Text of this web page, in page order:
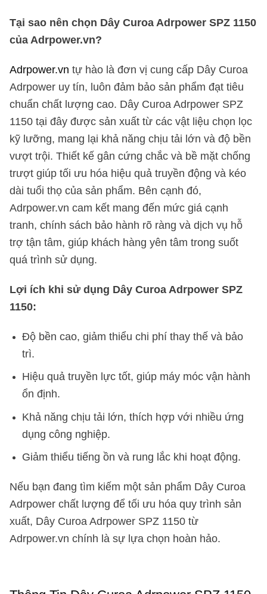
Tại sao nên chọn Dây Curoa Adrpower SPZ 1150
của Adrpower.vn?
Adrpower.vn tự hào là đơn vị cung cấp Dây Curoa
Adrpower uy tín, luôn đảm bảo sản phẩm đạt tiêu
chuẩn chất lượng cao. Dây Curoa Adrpower SPZ
1150 tại đây được sản xuất từ các vật liệu chọn lọc
kỹ lưỡng, mang lại khả năng chịu tải lớn và độ bền
vượt trội. Thiết kế gân cứng chắc và bề mặt chống
trượt giúp tối ưu hóa hiệu quả truyền động và kéo
dài tuổi thọ của sản phẩm. Bên cạnh đó,
Adrpower.vn cam kết mang đến mức giá cạnh
tranh, chính sách bảo hành rõ ràng và dịch vụ hỗ
trợ tận tâm, giúp khách hàng yên tâm trong suốt
quá trình sử dụng.
Lợi ích khi sử dụng Dây Curoa Adrpower SPZ
1150:
Độ bền cao, giảm thiểu chi phí thay thế và bảo
trì.
Hiệu quả truyền lực tốt, giúp máy móc vận hành
ổn định.
Khả năng chịu tải lớn, thích hợp với nhiều ứng
dụng công nghiệp.
Giảm thiểu tiếng ồn và rung lắc khi hoạt động.
Nếu bạn đang tìm kiếm một sản phẩm Dây Curoa
Adrpower chất lượng để tối ưu hóa quy trình sản
xuất, Dây Curoa Adrpower SPZ 1150 từ
Adrpower.vn chính là sự lựa chọn hoàn hảo.